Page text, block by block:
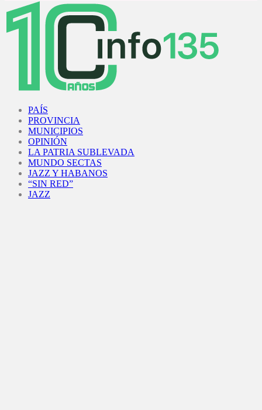
PAÍS
PROVINCIA
MUNICIPIOS
OPINIÓN
LA PATRIA SUBLEVADA
MUNDO SECTAS
JAZZ Y HABANOS
“SIN RED”
JAZZ